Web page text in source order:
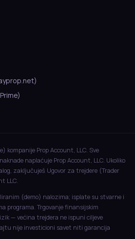
kompanije Prop Account, LLC. Sve
naplaćuje Prop Account, LLC. Ukoliko
zaključuješ Ugovor za trejdere (Trader
LLC.
(demo) nalozima; isplate su stvarne i
programa. Trgovanje finansijskim
— većina trejdera ne ispuni ciljeve
nije investicioni savet niti garancija